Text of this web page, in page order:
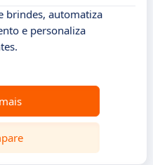
brindes, automatiza
e personaliza